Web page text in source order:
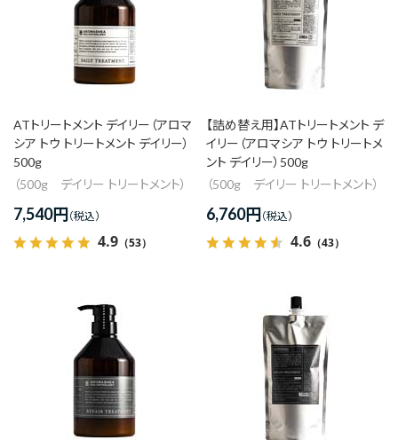
価格(安い順)
価格(高い順)
ATトリートメント デイリー（アロマ
シア トウ トリートメント デイリー）
500g
（500g デイリー トリートメント）
7,540円
4.9 （53）
【詰め替え用】ATトリートメント デ
イリー（アロマシア トウ トリートメ
ント デイリー）500g
（500g デイリー トリートメント）
6,760円
4.6（43）